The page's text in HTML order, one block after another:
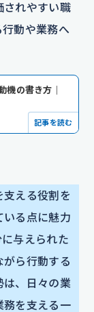
されやすい職
動や業務へ
機の書き方｜
記事を読む
える役割を
いる点に魅力
与えられた
ら行動する
は、日々の業
務を支える一